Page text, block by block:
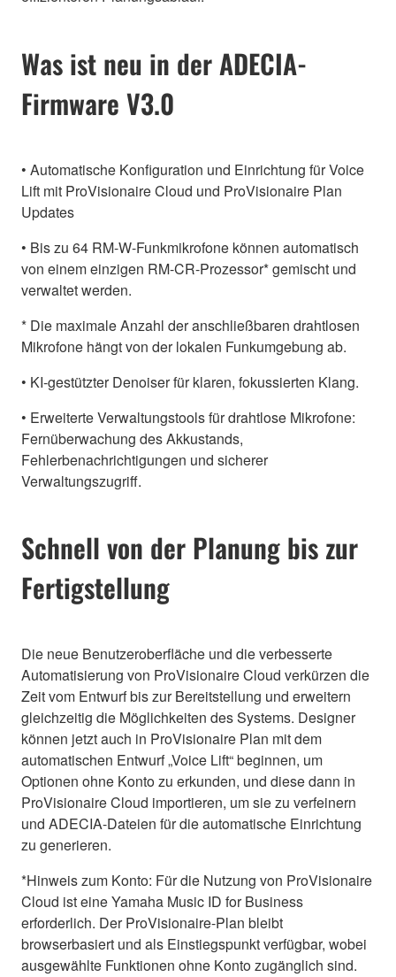
Was ist neu in der ADECIA-
Firmware V3.0
• Automatische Konfiguration und Einrichtung für Voice
Lift mit ProVisionaire Cloud und ProVisionaire Plan
Updates
• Bis zu 64 RM-W-Funkmikrofone können automatisch
von einem einzigen RM-CR-Prozessor* gemischt und
verwaltet werden.
* Die maximale Anzahl der anschließbaren drahtlosen
Mikrofone hängt von der lokalen Funkumgebung ab.
• KI-gestützter Denoiser für klaren, fokussierten Klang.
• Erweiterte Verwaltungstools für drahtlose Mikrofone:
Fernüberwachung des Akkustands,
Fehlerbenachrichtigungen und sicherer
Verwaltungszugriff.
Schnell von der Planung bis zur
Fertigstellung
Die neue Benutzeroberfläche und die verbesserte
Automatisierung von ProVisionaire Cloud verkürzen die
Zeit vom Entwurf bis zur Bereitstellung und erweitern
gleichzeitig die Möglichkeiten des Systems. Designer
können jetzt auch in ProVisionaire Plan mit dem
automatischen Entwurf „Voice Lift“ beginnen, um
Optionen ohne Konto zu erkunden, und diese dann in
ProVisionaire Cloud importieren, um sie zu verfeinern
und ADECIA-Dateien für die automatische Einrichtung
zu generieren.
*Hinweis zum Konto: Für die Nutzung von ProVisionaire
Cloud ist eine Yamaha Music ID for Business
erforderlich. Der ProVisionaire-Plan bleibt
browserbasiert und als Einstiegspunkt verfügbar, wobei
ausgewählte Funktionen ohne Konto zugänglich sind.